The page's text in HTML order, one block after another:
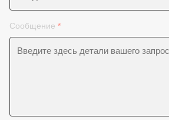
Сообщение *